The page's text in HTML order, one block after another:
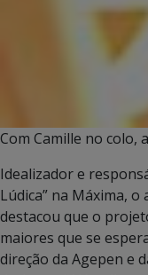
Com Camille no colo,
Idealizador e
Lúdica” na Máxima,
destacou que o
maiores que se
direção da Agepen e